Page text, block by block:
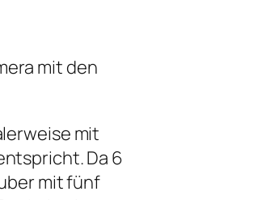
mit den
mit
Da 6
mit fünf